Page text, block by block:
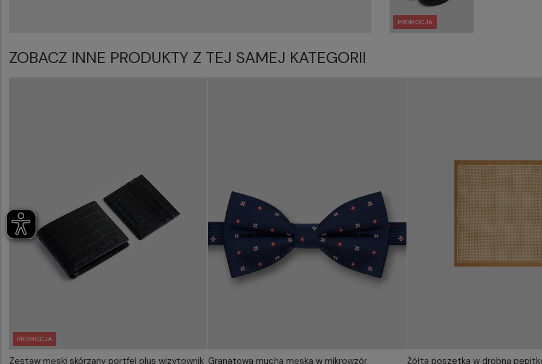
PROMOCJA
ZOBACZ INNE PRODUKTY Z TEJ SAMEJ KATEGORII
PROMOCJA
Zestaw męski skórzany portfel plus wizytownik Granatowa mucha męska w mikrowzór Żółta poszetka w drobną